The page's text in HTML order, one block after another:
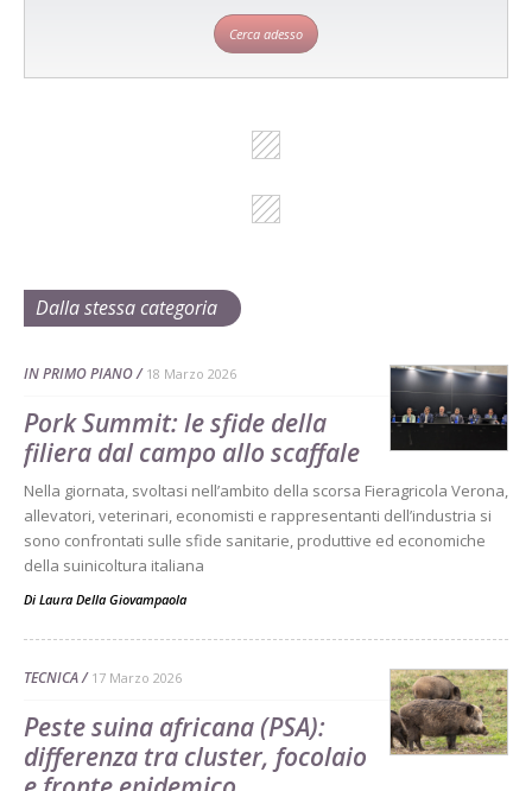
Cerca adesso
Dalla stessa categoria
IN PRIMO PIANO 18 Marzo 2026
Pork Summit: le sfide della
filiera dal campo allo scaffale
Nella giornata, svoltasi nell’ambito della scorsa Fieragricola Verona,
allevatori, veterinari, economisti e rappresentanti dell’industria si
sono confrontati sulle sfide sanitarie, produttive ed economiche
della suinicoltura italiana
Di Laura Della Giovampaola
TECNICA 17 Marzo 2026
Peste suina africana (PSA):
differenza tra cluster, focolaio